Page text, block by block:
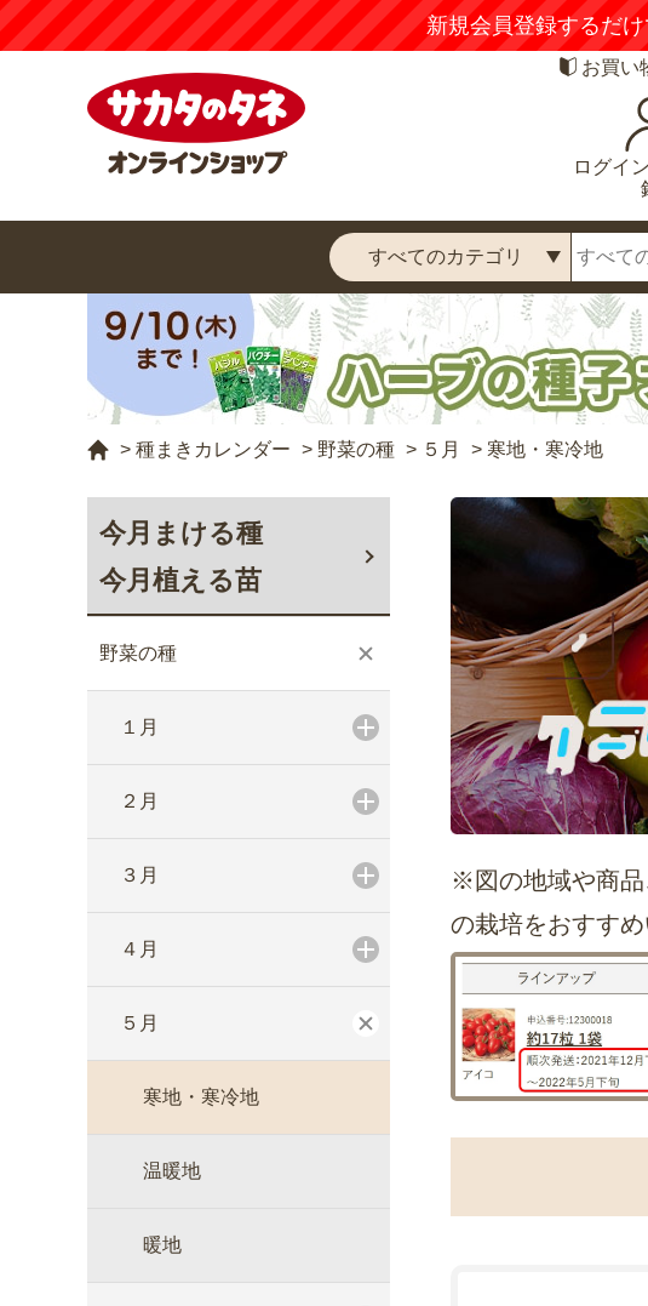
新規会員登録するだ
お買い
ログイ
> 種まきカレンダー > 野菜の種 > ５月 > 寒地・寒冷地
今月まける種
今月植える苗
野菜の種
１月
２月
３月
４月
５月
寒地・寒冷地
温暖地
暖地
※図の地域や商品
の栽培をおすすめ